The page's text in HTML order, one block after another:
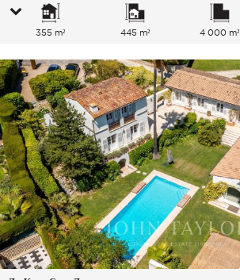
355 m² 445 m² 4 000 m²